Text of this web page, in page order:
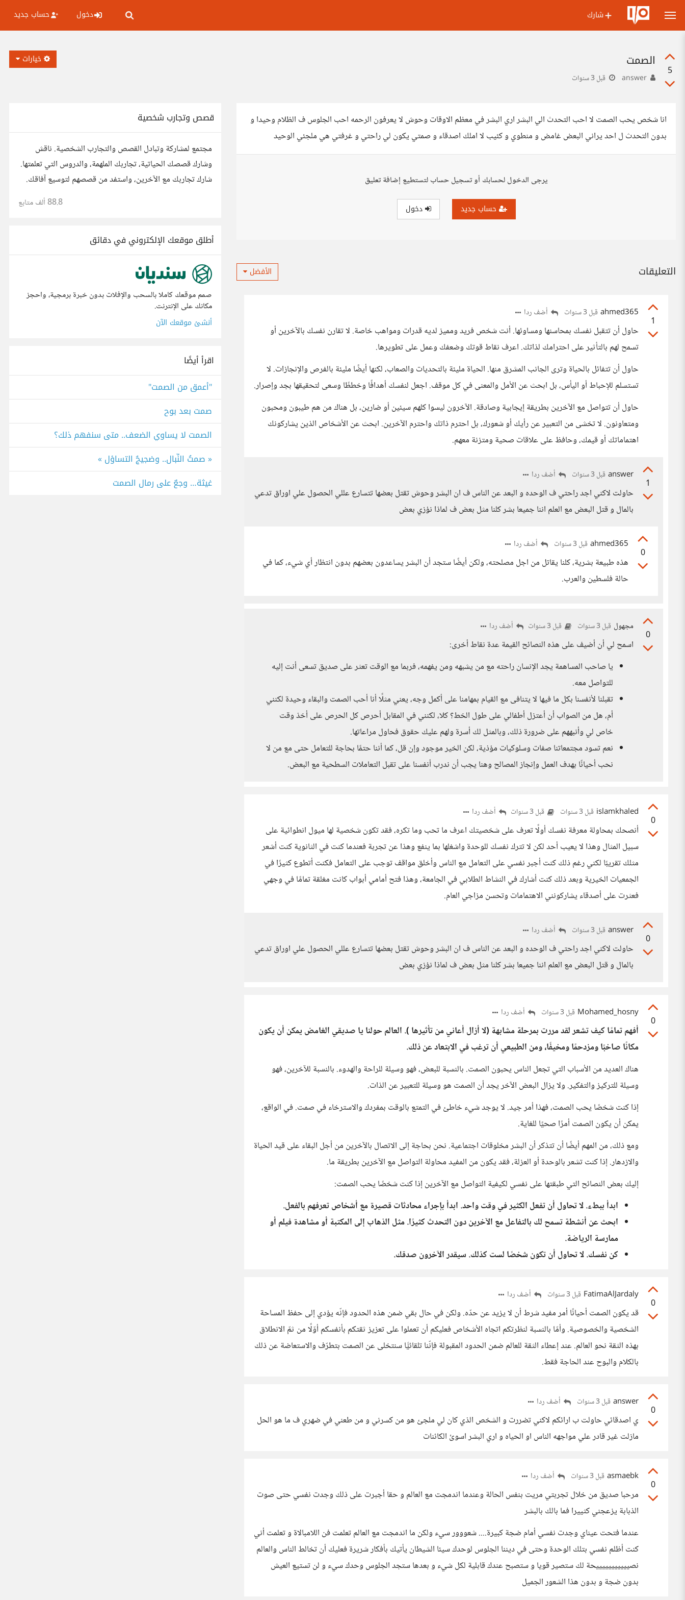
شارك دخول حساب جديد
5
الصمت
قبل 3 سنوات
خيارات
انا شخص يحب الصمت لا احب التحدث الي البشر اري البشر في معظم الاوقات وحوش لا يعرفون الرحمه احب الجلوس ف الظلام وحيدا و
بدون التحدث ل احد يراني البعض غامض و منطوي و كئيب لا املك اصدقاء و صمتي يكون لي راحتي و غرفتي هي ملجئي الوحيد
يرجى الدخول لحسابك أو تسجيل حساب لتستطيع إضافة تعليق
حساب جديد دخول
التعليقات الأفضل
1
ahmed365 قبل 3 سنوات أضف ردا
حاول أن تتقبل نفسك بمحاسنها ومساوئها. أنت شخص فريد ومميز لديه قدرات ومواهب خاصة. لا تقارن نفسك بالآخرين أو
تسمح لهم بالتأثير على احترامك لذاتك. اعرف نقاط قوتك وضعفك وعمل على تطويرها.
حاول أن تتفائل بالحياة وترى الجانب المشرق منها. الحياة مليئة بالتحديات والصعاب، لكنها أيضًا مليئة بالفرص والإنجازات. لا
تستسلم للإحباط أو اليأس، بل ابحث عن الأمل والمعنى في كل موقف. اجعل لنفسك أهدافًا وخططًا وسعى لتحقيقها بجد وإصرار.
حاول أن تتواصل مع الآخرين بطريقة إيجابية وصادقة. الآخرون ليسوا كلهم سيئين أو ضارين، بل هناك من هم طيبون ومحبون
ومتعاونون. لا تخشى من التعبير عن رأيك أو شعورك، بل احترم ذاتك واحترم الآخرين. ابحث عن الأشخاص الذين يشاركونك
اهتماماتك أو قيمك، وحافظ على علاقات صحية ومتزنة معهم.
1
answer قبل 3 سنوات أضف ردا
حاولت لاكني اجد راحتي ف الوحده و البعد عن الناس ف ان البشر وحوش تقتل بعضها تتسارع عللي الحصول علي اوراق تدعي
بالمال و قتل البعض مع العلم اننا جميعا بشر كلنا مثل بعض ف لماذا نؤزي بعض
0
ahmed365 قبل 3 سنوات أضف ردا
هذه طبيعة بشرية، كلنا يقاتل من اجل مصلحته، ولكن أيضًا ستجد أن البشر يساعدون بعضهم بدون انتظار أي شيء، كما في
حالة فلسطين والعرب.
0
مجهول قبل 3 سنوات قبل 3 سنوات أضف ردا
اسمح لي أن أضيف على هذه النصائح القيمة عدة نقاط أخرى:
يا صاحب المساهمة يجد الإنسان راحته مع من يشبهه ومن يفهمه، فربما مع الوقت تعثر على صديق تسعى أنت إليه
للتواصل معه.
تقبلنا لأنفسنا بكل ما فيها لا يتنافى مع القيام بمهامنا على أكمل وجه، يعني مثلًا أنا أحب الصمت والبقاء وحيدة لكنني
أم، هل من الصواب أن أعتزل أطفالي على طول الخط؟ كلا، لكنني في المقابل أحرص كل الحرص على أخذ وقت
خاص لي وأنبههم على ضرورة ذلك، وبالمثل لك أسرة ولهم عليك حقوق فحاول مراعاتها.
نعم تسود مجتمعاتنا صفات وسلوكيات مؤذية، لكن الخير موجود وإن قل، كما أننا حتمًا بحاجة للتعامل حتى مع من لا
نحب أحيانًا بهدف العمل وإنجاز المصالح وهنا يجب أن ندرب أنفسنا على تقبل التعاملات السطحية مع البعض.
0
islamkhaled قبل 3 سنوات قبل 3 سنوات أضف ردا
أنصحك بمحاولة معرفة نفسك أولًا تعرف على شخصيتك اعرف ما تحب وما تكره، فقد تكون شخصية لها ميول انطوائية على
سبيل المثال وهذا لا يعيب أحد لكن لا تترك نفسك للوحدة واشغلها بما ينفع وهذا عن تجربة فعندما كنت في الثانوية كنت أشعر
مثلك تقريبًا لكني رغم ذلك كنت أجبر نفسي على التعامل مع الناس وأخلق مواقف توجب على التعامل فكنت أتطوع كثيرًا في
الجمعيات الخيرية وبعد ذلك كنت أشارك في النشاط الطلابي في الجامعة، وهذا فتح أمامي أبواب كانت مغلقة تمامًا في وجهي
فعثرت على أصدقاء يشاركونني الاهتمامات وتحسن مزاجي العام.
0
answer قبل 3 سنوات أضف ردا
حاولت لاكني اجد راحتي ف الوحده و البعد عن الناس ف ان البشر وحوش تقتل بعضها تتسارع عللي الحصول علي اوراق تدعي
بالمال و قتل البعض مع العلم اننا جميعا بشر كلنا مثل بعض ف لماذا نؤزي بعض
0
Mohamed_hosny قبل 3 سنوات أضف ردا
أفهم تمامًا كيف تشعر لقد مررت بمرحلة مشابهة (لا أزال أعاني من تأثيرها ). العالم حولنا يا صديقي الغامض يمكن أن يكون
مكانًا صاخبًا ومزدحمًا ومخيفًا، ومن الطبيعي أن ترغب في الابتعاد عن ذلك.
هناك العديد من الأسباب التي تجعل الناس يحبون الصمت. بالنسبة للبعض، فهو وسيلة للراحة والهدوء. بالنسبة للآخرين، فهو
وسيلة للتركيز والتفكير. ولا يزال البعض الآخر يجد أن الصمت هو وسيلة للتعبير عن الذات.
إذا كنت شخصًا يحب الصمت، فهذا أمر جيد. لا يوجد شيء خاطئ في التمتع بالوقت بمفردك والاسترخاء في صمت. في الواقع،
يمكن أن يكون الصمت أمرًا صحيًا للغاية.
ومع ذلك، من المهم أيضًا أن تتذكر أن البشر مخلوقات اجتماعية. نحن بحاجة إلى الاتصال بالآخرين من أجل البقاء على قيد الحياة
والازدهار. إذا كنت تشعر بالوحدة أو العزلة، فقد يكون من المفيد محاولة التواصل مع الآخرين بطريقة ما.
إليك بعض النصائح التي طبقتها على نفسي لكيفية التواصل مع الآخرين إذا كنت شخصًا يحب الصمت:
ابدأ ببطء. لا تحاول أن تفعل الكثير في وقت واحد. ابدأ بإجراء محادثات قصيرة مع أشخاص تعرفهم بالفعل.
ابحث عن أنشطة تسمح لك بالتفاعل مع الآخرين دون التحدث كثيرًا. مثل الذهاب إلى المكتبة أو مشاهدة فيلم أو
ممارسة الرياضة.
كن نفسك. لا تحاول أن تكون شخصًا لست كذلك. سيقدر الآخرون صدقك.
0
FatimaAlJardaly قبل 3 سنوات أضف ردا
قد يكون الصمت أحيانًا أمر مفيد شرط أن لا يزيد عن حدّه. ولكن في حال بقي ضمن هذه الحدود فإنّه يؤدي إلى حفظ المساحة
الشخصية والخصوصية. وأمّا بالنسبة لنظرتكم اتجاه الأشخاص فعليكم أن تعملوا على تعزيز ثقتكم بأنفسكم أوّلًا من ثمّ الانطلاق
بهذه الثقة نحو العالم. عند إعطاء الثقة للعالم ضمن الحدود المقبولة فإنّنا تلقائيًّا سنتخلى عن الصمت بتطرّف والاستعاضة عن ذلك
بالكلام والبوح عند الحاجة فقط.
0
answer قبل 3 سنوات أضف ردا
ي اصدقائي حاولت ب ارائكم لاكني تضررت و الشخص الذي كان لي ملجئ هو من كسرني و من طعني في ضهري ف ما هو الحل
مازلت غير قادر علي مواجهه الناس او الحياه و اري البشر اسوئ الكائنات
0
asmaebk قبل 3 سنوات أضف ردا
مرحبا صديق من خلال تجربتي مريت بنفس الحالة وعندما اندمجت مع العالم و حقا أجبرت على ذلك وجدت نفسي حتى صوت
الذبابة يزعجني كثييرا فما بالك بالبشر
عندما فتحت عيناي وجدت نفسي أمام ضجة كبيرة.... شعووور سيء ولكن ما اندمجت مع العالم تعلمت فن اللامبالاة و تعلمت أني
كنت أظلم نفسي بتلك الوحدة وحتى في ديننا الجلوس لوحدك سيئا الشيطان يأتيك بأفكار شريرة فعليك أن تخالط الناس والعالم
نصيييييييييييحة لك ستصير قويا و ستصبح عندك قابلية لكل شيء و بعدها ستجد الجلوس وحدك سيء و لن تستيع العيش
بدون ضجة و بدون هذا الشعور الجميل
قصص وتجارب شخصية
مجتمع لمشاركة وتبادل القصص والتجارب الشخصية. ناقش
وشارك قصصك الحياتية، تجاربك الملهمة، والدروس التي تعلمتها.
شارك تجاربك مع الآخرين، واستفد من قصصهم لتوسيع آفاقك.
88.8 ألف متابع
أطلق موقعك الإلكتروني في دقائق
صمم موقعك كاملا بالسحب والإفلات بدون خبرة برمجية، واحجز
مكانك على الإنترنت.
أنشئ موقعك الآن
اقرأ أيضًا
"أعمق من الصمت"
صمت بعد بوح
الصمت لا يساوي الضعف.. متى سنفهم ذلك؟
« صمتُ النِّبال.. وضجيجُ التساؤل »
غيثة… وجعٌ على رمال الصمت